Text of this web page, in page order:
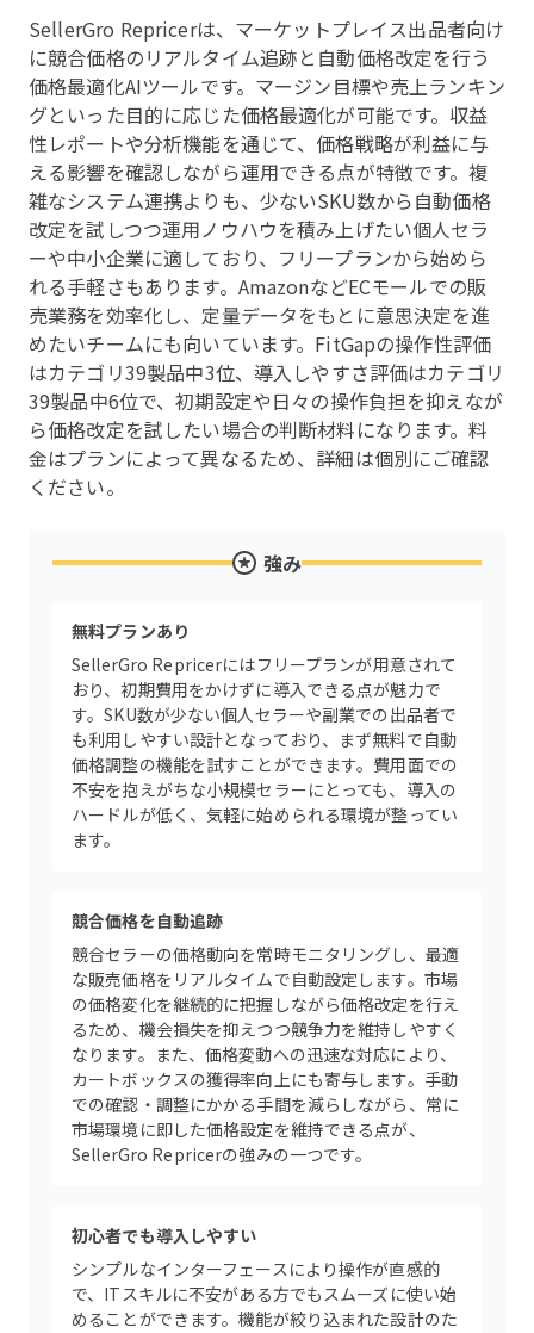
SellerGro Repricerは、マーケットプレイス出品者向け
に競合価格のリアルタイム追跡と自動価格改定を行う
価格最適化AIツールです。マージン目標や売上ランキン
グといった目的に応じた価格最適化が可能です。収益
性レポートや分析機能を通じて、価格戦略が利益に与
える影響を確認しながら運用できる点が特徴です。複
雑なシステム連携よりも、少ないSKU数から自動価格
改定を試しつつ運用ノウハウを積み上げたい個人セラ
ーや中小企業に適しており、フリープランから始めら
れる手軽さもあります。AmazonなどECモールでの販
売業務を効率化し、定量データをもとに意思決定を進
めたいチームにも向いています。FitGapの操作性評価
はカテゴリ39製品中3位、導入しやすさ評価はカテゴリ
39製品中6位で、初期設定や日々の操作負担を抑えなが
ら価格改定を試したい場合の判断材料になります。料
金はプランによって異なるため、詳細は個別にご確認
ください。
強み
無料プランあり
SellerGro Repricerにはフリープランが用意されて
おり、初期費用をかけずに導入できる点が魅力で
す。SKU数が少ない個人セラーや副業での出品者で
も利用しやすい設計となっており、まず無料で自動
価格調整の機能を試すことができます。費用面での
不安を抱えがちな小規模セラーにとっても、導入の
ハードルが低く、気軽に始められる環境が整ってい
ます。
競合価格を自動追跡
競合セラーの価格動向を常時モニタリングし、最適
な販売価格をリアルタイムで自動設定します。市場
の価格変化を継続的に把握しながら価格改定を行え
るため、機会損失を抑えつつ競争力を維持しやすく
なります。また、価格変動への迅速な対応により、
カートボックスの獲得率向上にも寄与します。手動
での確認・調整にかかる手間を減らしながら、常に
市場環境に即した価格設定を維持できる点が、
SellerGro Repricerの強みの一つです。
初心者でも導入しやすい
シンプルなインターフェースにより操作が直感的
で、ITスキルに不安がある方でもスムーズに使い始
めることができます。機能が絞り込まれた設計のた